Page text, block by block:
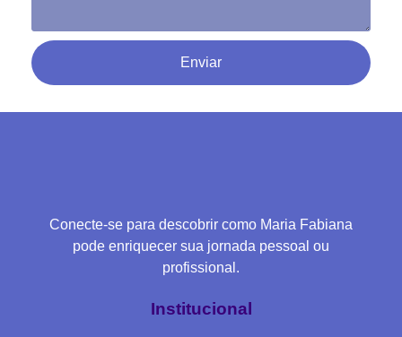
Enviar
Conecte-se para descobrir como Maria Fabiana
pode enriquecer sua jornada pessoal ou
profissional.
Institucional